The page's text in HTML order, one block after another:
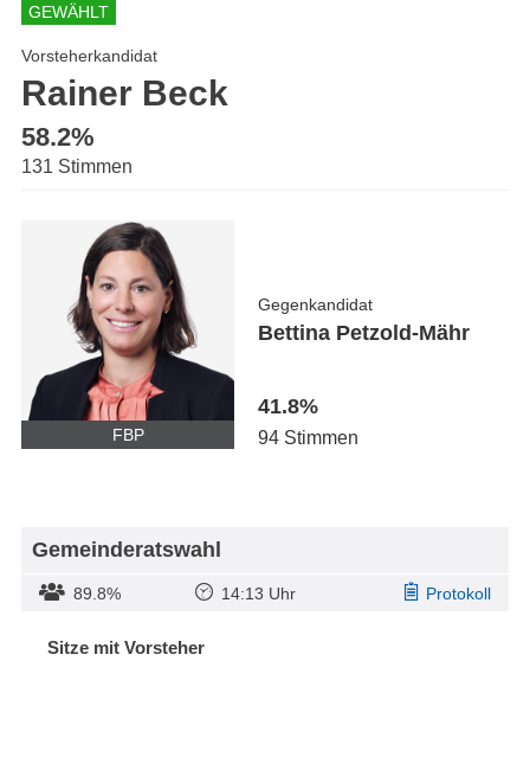
GEWÄHLT
Vorsteherkandidat
Rainer Beck
58.2%
131 Stimmen
FBP
Gegenkandidat
Bettina Petzold-Mähr
41.8%
94 Stimmen
Gemeinderatswahl
89.8% 14:13 Uhr Protokoll
Sitze mit Vorsteher